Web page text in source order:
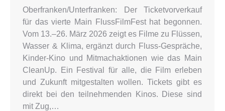
Oberfranken/Unterfranken: Der Ticketvorverkauf
für das vierte Main FlussFilmFest hat begonnen.
Vom 13.–26. März 2026 zeigt es Filme zu Flüssen,
Wasser & Klima, ergänzt durch Fluss-Gespräche,
Kinder-Kino und Mitmachaktionen wie das Main
CleanUp. Ein Festival für alle, die Film erleben
und Zukunft mitgestalten wollen. Tickets gibt es
direkt bei den teilnehmenden Kinos. Diese sind
mit Zug,…